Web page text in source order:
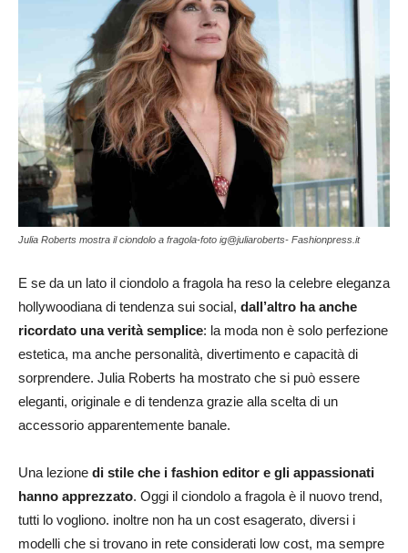
Julia Roberts mostra il ciondolo a fragola-foto ig@juliaroberts- Fashionpress.it
E se da un lato il ciondolo a fragola ha reso la celebre eleganza
hollywoodiana di tendenza sui social, dall’altro ha anche
ricordato una verità semplice: la moda non è solo perfezione
estetica, ma anche personalità, divertimento e capacità di
sorprendere. Julia Roberts ha mostrato che si può essere
eleganti, originale e di tendenza grazie alla scelta di un
accessorio apparentemente banale.
Una lezione di stile che i fashion editor e gli appassionati
hanno apprezzato. Oggi il ciondolo a fragola è il nuovo trend,
tutti lo vogliono. inoltre non ha un cost esagerato, diversi i
modelli che si trovano in rete considerati low cost, ma sempre